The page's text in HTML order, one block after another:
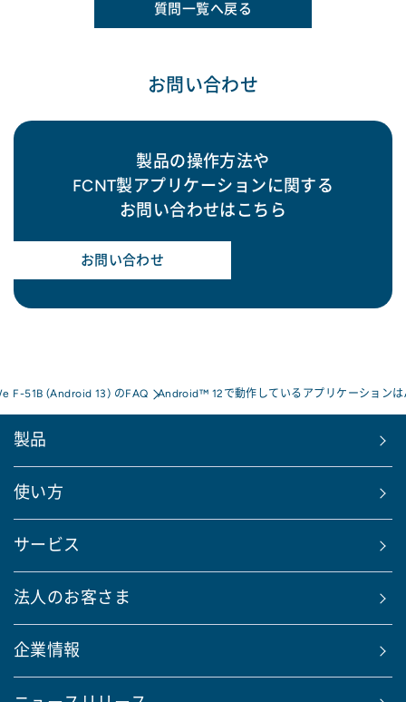
質問一覧へ戻る
お問い合わせ
製品の操作方法や
FCNT製アプリケーションに関する
お問い合わせはこちら
お問い合わせ
F-51B (Android 13) のFAQ Android™ 12で動作しているアプリケーション
製品
使い方
サービス
法人のお客さま
企業情報